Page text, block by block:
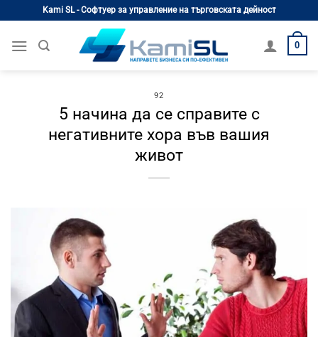
content
Kami SL - Софтуер за управление на търговската дейност
0
92
5 начина да се справите с
негативните хора във вашия
живот